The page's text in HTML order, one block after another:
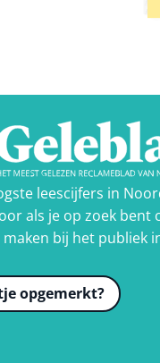
leescijfers in
als je op zoek bent
maken bij het publiek
opgemerkt?